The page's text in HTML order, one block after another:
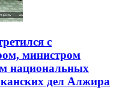
с
министром
национальных
дел Алжира